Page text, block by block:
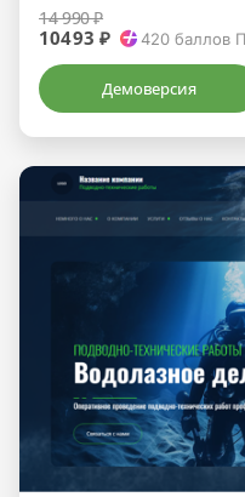
14 990 ₽
10493 ₽ 420 баллов
Демоверсия